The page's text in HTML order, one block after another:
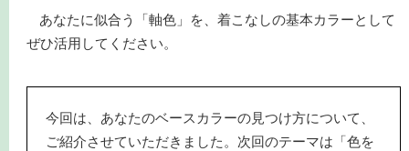
あなたに似合う「軸色」を、着こなしの基本カラーとして
ぜひ活用してください。
今回は、あなたのベースカラーの見つけ方について、
ご紹介させていただきました。次回のテーマは「色を